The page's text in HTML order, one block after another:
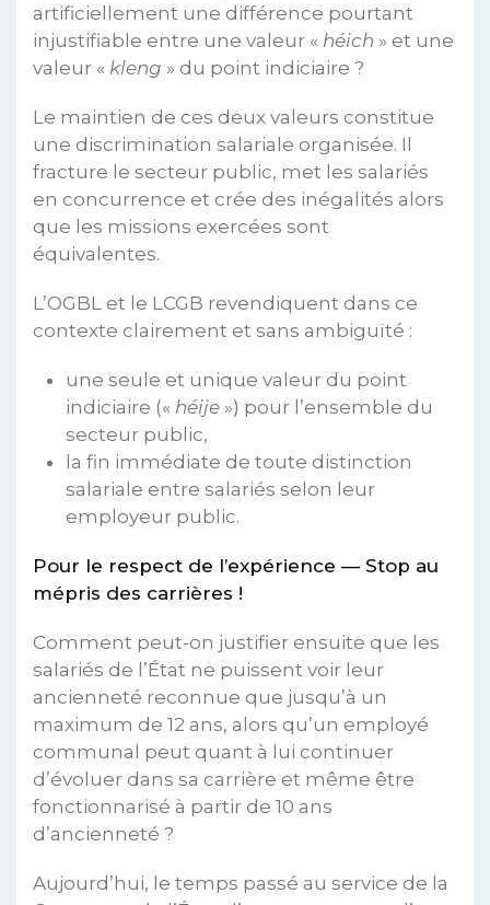
artificiellement une différence pourtant
injustifiable entre une valeur « héich » et une
valeur « kleng » du point indiciaire ?
Le maintien de ces deux valeurs constitue
une discrimination salariale organisée. Il
fracture le secteur public, met les salariés
en concurrence et crée des inégalités alors
que les missions exercées sont
équivalentes.
L’OGBL et le LCGB revendiquent dans ce
contexte clairement et sans ambiguïté :
une seule et unique valeur du point
indiciaire (« héije ») pour l’ensemble du
secteur public,
la fin immédiate de toute distinction
salariale entre salariés selon leur
employeur public.
Pour le respect de l’expérience — Stop au
mépris des carrières !
Comment peut-on justifier ensuite que les
salariés de l’État ne puissent voir leur
ancienneté reconnue que jusqu’à un
maximum de 12 ans, alors qu’un employé
communal peut quant à lui continuer
d’évoluer dans sa carrière et même être
fonctionnarisé à partir de 10 ans
d’ancienneté ?
Aujourd’hui, le temps passé au service de la